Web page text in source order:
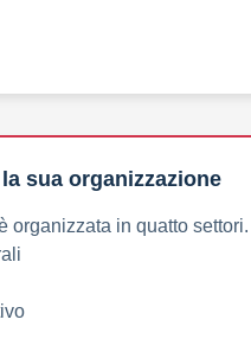
sua organizzazione
organizzata in quatto settori.